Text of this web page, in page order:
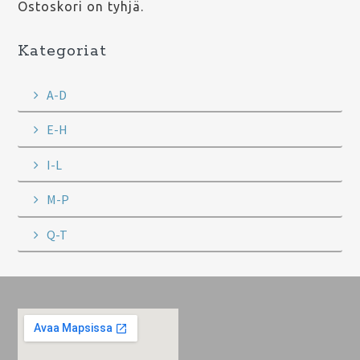
Ostoskori on tyhjä.
Kategoriat
A-D
E-H
I-L
M-P
Q-T
Footer